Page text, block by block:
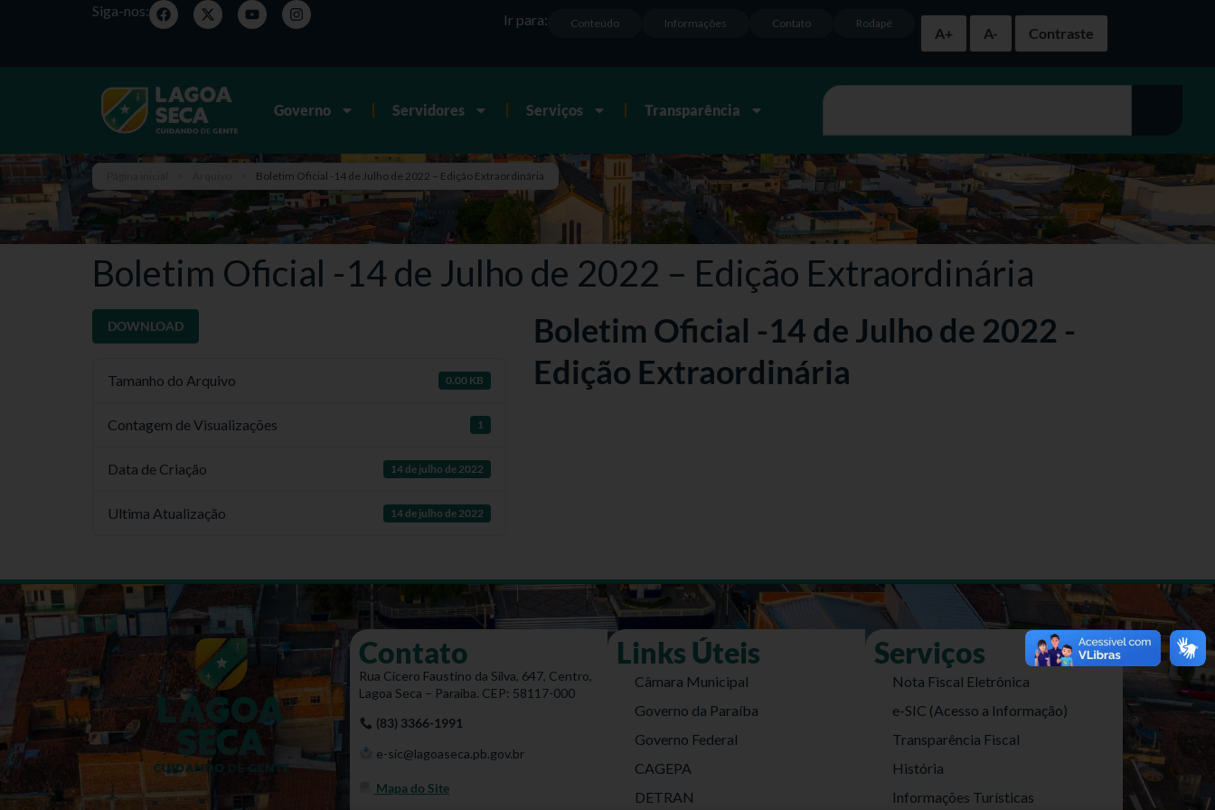
Siga-nos:
A+
A- Contraste
Rodapé
Contato
Informações
Conteúdo
Ir para:
Governo Servidores Serviços Transparência
Boletim Oficial -14 de Julho de 2022 – Edição Extraordinária
Boletim Oficial -14 de Julho de 2022 – Edição Extraordinária
DOWNLOAD
Tamanho do Arquivo 0.00 KB
Contagem de Visualizações 1
Data de Criação 14 de julho de 2022
Ultima Atualização 14 de julho de 2022
Boletim Oficial -14 de Julho de 2022 -
Edição Extraordinária
Contato
Rua Cícero Faustino da Silva, 647, Centro,
Lagoa Seca – Paraíba. CEP: 58117-000
(83) 3366-1991
e-sic@lagoaseca.pb.gov.br
Mapa do Site
Links Úteis
Câmara Municipal
Governo da Paraíba
Governo Federal
CAGEPA
DETRAN
Serviços
Nota Fiscal Eletrônica
e-SIC (Acesso a Informação)
Transparência Fiscal
História
Informações Turísticas